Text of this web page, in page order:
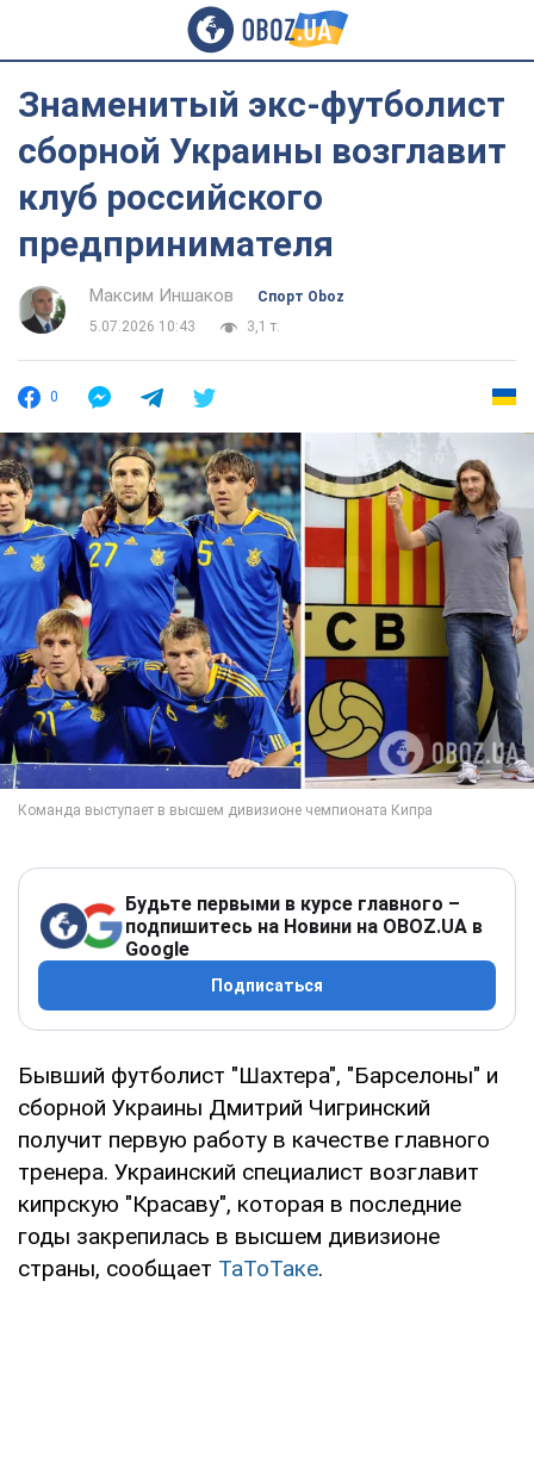
Знаменитый экс-футболист
сборной Украины возглавит
клуб российского
предпринимателя
Максим Иншаков
Спорт Oboz
5.07.2026 10:43
3,1 т.
0
Будьте первыми в курсе главного –
подпишитесь на Новини на OBOZ.UA в
Google
Подписаться
Бывший футболист "Шахтера", "Барселоны" и
сборной Украины Дмитрий Чигринский
получит первую работу в качестве главного
тренера. Украинский специалист возглавит
кипрскую "Красаву", которая в последние
годы закрепилась в высшем дивизионе
страны, сообщает ТаТоТаке.